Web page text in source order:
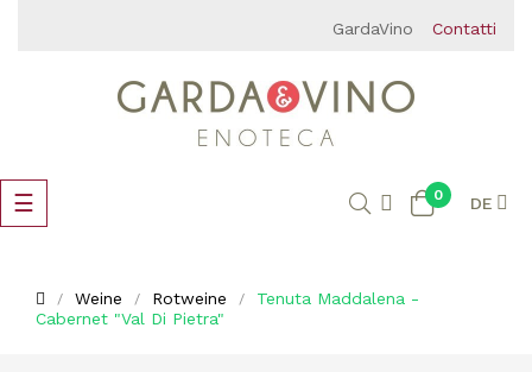
GardaVino Contatti
Umschalten
der
☰ 0 DE
Weine Rotweine
Tenuta Maddalena -
Cabernet "Val Di Pietra"